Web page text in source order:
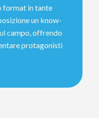
format in tante
un know-
campo, offrendo
protagonisti